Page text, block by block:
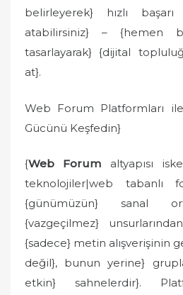
belirleyerek} hızlı başarı
atabilirsiniz} – {hemen
tasarlayarak} {dijital
at}.
Web Forum Platformları
Gücünü Keşfedin}
{Web Forum altyapısı
teknolojiler|web tabanlı
{günümüzün} sanal
{vazgeçilmez}
{sadece} metin alışverişinin
değil}, bunun yerine}
etkin} sahnelerdir}.